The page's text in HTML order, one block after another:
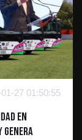
27 01:50:55
en
genera